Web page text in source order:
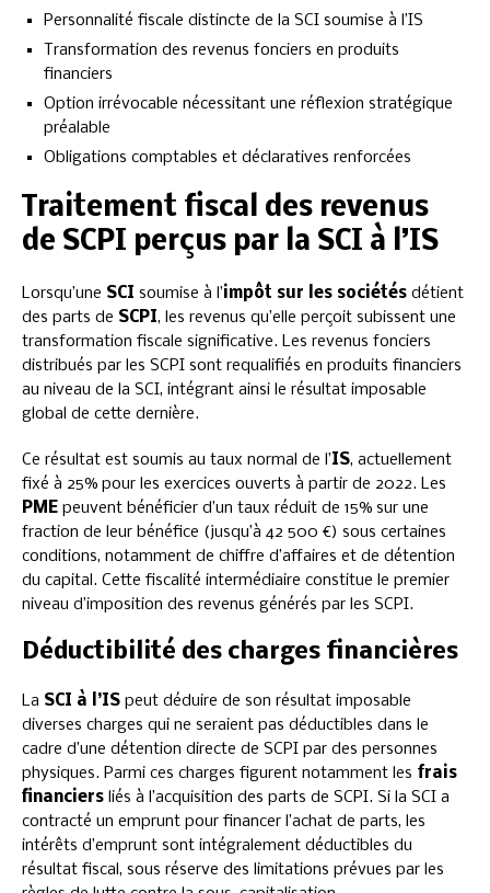
Personnalité fiscale distincte de la SCI soumise à l’IS
Transformation des revenus fonciers en produits
financiers
Option irrévocable nécessitant une réflexion stratégique
préalable
Obligations comptables et déclaratives renforcées
Traitement fiscal des revenus
de SCPI perçus par la SCI à l’IS
Lorsqu’une SCI soumise à l’impôt sur les sociétés détient
des parts de SCPI, les revenus qu’elle perçoit subissent une
transformation fiscale significative. Les revenus fonciers
distribués par les SCPI sont requalifiés en produits financiers
au niveau de la SCI, intégrant ainsi le résultat imposable
global de cette dernière.
Ce résultat est soumis au taux normal de l’IS, actuellement
fixé à 25% pour les exercices ouverts à partir de 2022. Les
PME peuvent bénéficier d’un taux réduit de 15% sur une
fraction de leur bénéfice (jusqu’à 42 500 €) sous certaines
conditions, notamment de chiffre d’affaires et de détention
du capital. Cette fiscalité intermédiaire constitue le premier
niveau d’imposition des revenus générés par les SCPI.
Déductibilité des charges financières
La SCI à l’IS peut déduire de son résultat imposable
diverses charges qui ne seraient pas déductibles dans le
cadre d’une détention directe de SCPI par des personnes
physiques. Parmi ces charges figurent notamment les frais
financiers liés à l’acquisition des parts de SCPI. Si la SCI a
contracté un emprunt pour financer l’achat de parts, les
intérêts d’emprunt sont intégralement déductibles du
résultat fiscal, sous réserve des limitations prévues par les